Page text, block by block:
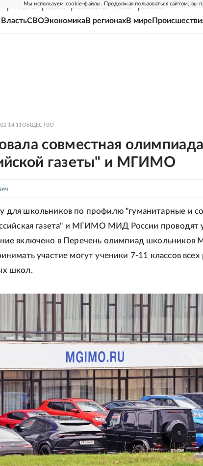
Мы используем cookie-файлы. Продолжая пользоваться сайтом, вы
РГ-НЕДЕЛЯ РОДИНА ПРИЛОЖЕНИЯ СОЮЗ НОВОСТИ
ВластьСВОЭкономикаВ регионахВ мире
14:11 ОБЩЕСТВО
совместная олимпиада
газеты" и МГИМО
для школьников по профилю "гуманитарные и
газета" и МГИМО МИД России проводят
включено в Перечень олимпиад школьников
участие могут ученики 7-11 классов всех
школ.